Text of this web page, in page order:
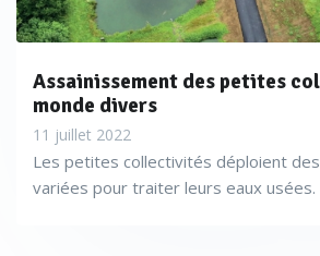
Assainissement des petites
monde divers
11 juillet 2022
Les petites collectivités déploient
variées pour traiter leurs eaux usées.